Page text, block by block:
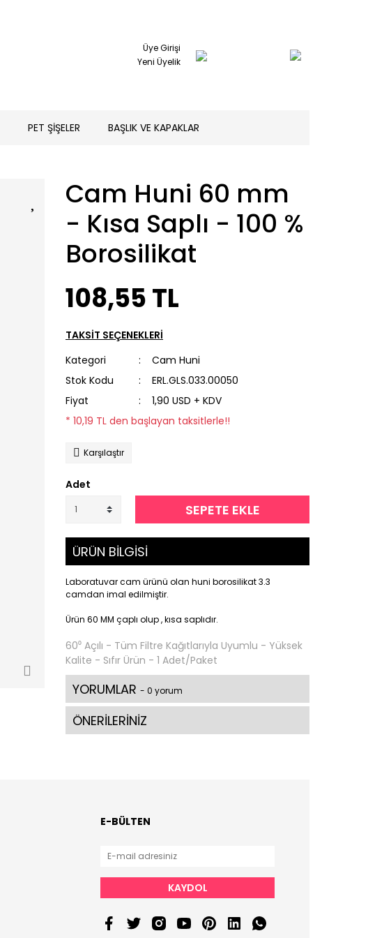
Üye Girişi
Yeni Üyelik
PET ŞİŞELER BAŞLIK VE KAPAKLAR
Cam Huni 60 mm
- Kısa Saplı - 100 %
Borosilikat
108,55 TL
TAKSİT SEÇENEKLERİ
Kategori
Cam Huni
Stok Kodu
ERL.GLS.033.00050
Fiyat
1,90 USD + KDV
* 10,19 TL den başlayan taksitlerle!!
Karşılaştır
Adet
SEPETE EKLE
ÜRÜN BİLGİSİ
Laboratuvar cam ürünü olan huni borosilikat 3.3
camdan imal edilmiştir.
Ürün 60 MM çaplı olup , kısa saplıdır.
60⁰ Açılı - Tüm Filtre Kağıtlarıyla Uyumlu - Yüksek
Kalite - Sıfır Ürün - 1 Adet/Paket
YORUMLAR - 0 yorum
ÖNERİLERİNİZ
E-BÜLTEN
KAYDOL